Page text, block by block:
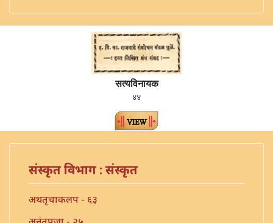
सत्यविनायक
४४
संस्कृत विभाग : संस्कृत
अथतृचाकलप - ६३